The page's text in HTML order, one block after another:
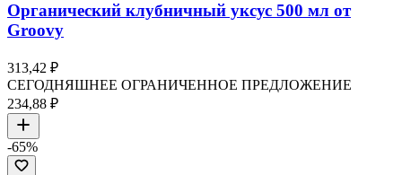
Органический клубничный уксус 500 мл от
Groovy
313,42 ₽
СЕГОДНЯШНЕЕ ОГРАНИЧЕННОЕ ПРЕДЛОЖЕНИЕ
234,88 ₽
-65%